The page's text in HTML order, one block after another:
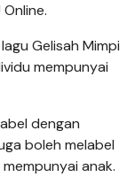
Gelisah Mimpi
mempunyai
dengan
boleh melabel
anak.